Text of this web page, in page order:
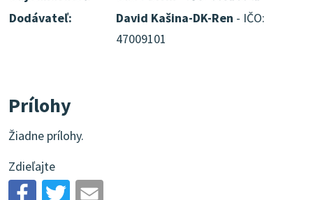
Dodávateľ:
David Kašina-DK-Ren - IČO:
47009101
Prílohy
Žiadne prílohy.
Zdieľajte